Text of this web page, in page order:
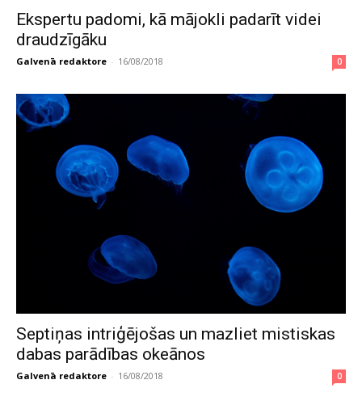
Ekspertu padomi, kā mājokli padarīt videi
draudzīgāku
Galvenā redaktore - 16/08/2018 0
Septiņas intriģējošas un mazliet mistiskas
dabas parādības okeānos
Galvenā redaktore - 16/08/2018 0